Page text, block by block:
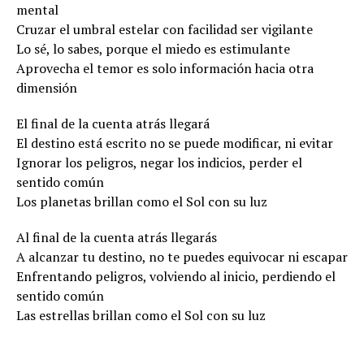
mental
Cruzar el umbral estelar con facilidad ser vigilante
Lo sé, lo sabes, porque el miedo es estimulante
Aprovecha el temor es solo información hacia otra
dimensión
El final de la cuenta atrás llegará
El destino está escrito no se puede modificar, ni evitar
Ignorar los peligros, negar los indicios, perder el
sentido común
Los planetas brillan como el Sol con su luz
Al final de la cuenta atrás llegarás
A alcanzar tu destino, no te puedes equivocar ni escapar
Enfrentando peligros, volviendo al inicio, perdiendo el
sentido común
Las estrellas brillan como el Sol con su luz